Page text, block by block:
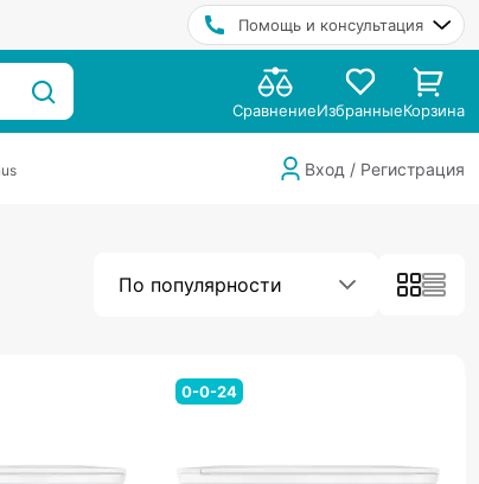
Помощь и консультация
СравнениеИзбранныеКорзина
Вход / Регистрация
По популярности
0-0-24